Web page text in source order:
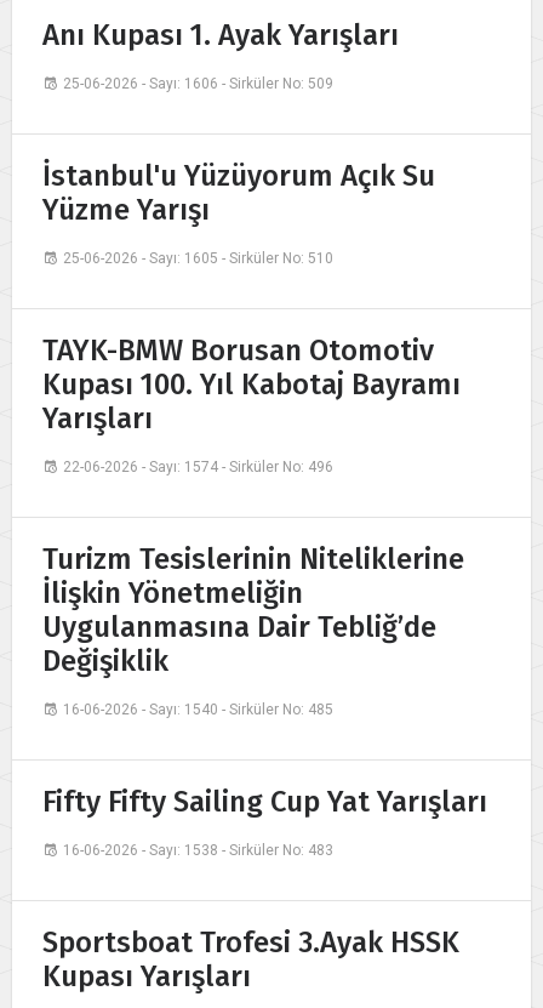
Anı Kupası 1. Ayak Yarışları
25-06-2026 - Sayı: 1606 - Sirküler No: 509
İstanbul'u Yüzüyorum Açık Su
Yüzme Yarışı
25-06-2026 - Sayı: 1605 - Sirküler No: 510
TAYK-BMW Borusan Otomotiv
Kupası 100. Yıl Kabotaj Bayramı
Yarışları
22-06-2026 - Sayı: 1574 - Sirküler No: 496
Turizm Tesislerinin Niteliklerine
İlişkin Yönetmeliğin
Uygulanmasına Dair Tebliğ’de
Değişiklik
16-06-2026 - Sayı: 1540 - Sirküler No: 485
Fifty Fifty Sailing Cup Yat Yarışları
16-06-2026 - Sayı: 1538 - Sirküler No: 483
Sportsboat Trofesi 3.Ayak HSSK
Kupası Yarışları